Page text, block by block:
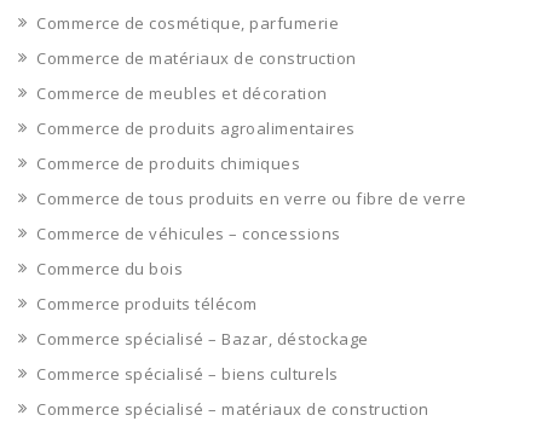
Commerce de cosmétique, parfumerie
Commerce de matériaux de construction
Commerce de meubles et décoration
Commerce de produits agroalimentaires
Commerce de produits chimiques
Commerce de tous produits en verre ou fibre de verre
Commerce de véhicules – concessions
Commerce du bois
Commerce produits télécom
Commerce spécialisé – Bazar, déstockage
Commerce spécialisé – biens culturels
Commerce spécialisé – matériaux de construction